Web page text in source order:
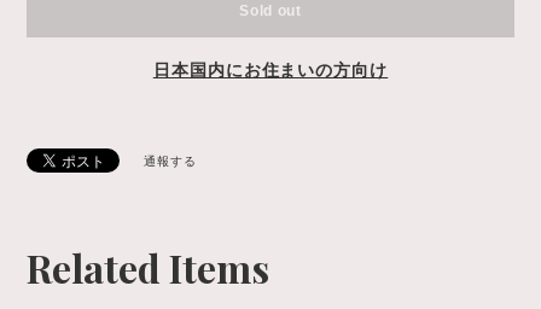
Sold out
日本国内にお住まいの方向け
通報する
Related Items